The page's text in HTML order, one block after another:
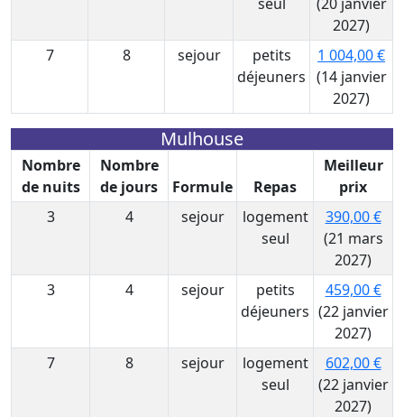
2027)
7
8 sejour
petits
déjeuners
1 004,00 €
(14 janvier
2027)
Mulhouse
Nombre
de nuits
Nombre
de jours
Formule Repas
Meilleur
prix
3
4 sejour
logement
seul
390,00 €
(21 mars
2027)
3
4 sejour
petits
déjeuners
459,00 €
(22 janvier
2027)
7
8 sejour
logement
seul
602,00 €
(22 janvier
2027)